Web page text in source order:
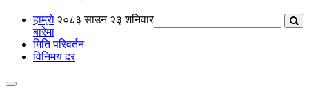
२०८३ साउन २३ शनिवार
हाम्राे
बारेमा
मिति परिवर्तन
विनिमय दर